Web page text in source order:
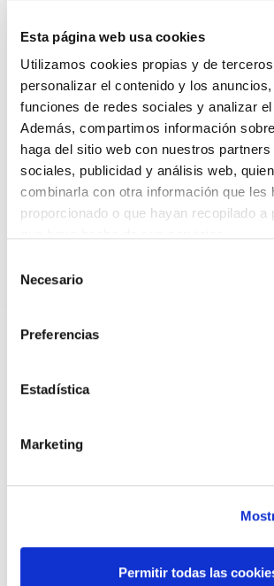
Esta página web usa cookies
Utilizamos cookies propias y de
personalizar el contenido y los
funciones de redes sociales y analizar
Además, compartimos información
haga del sitio web con nuestros partners
sociales, publicidad y análisis web,
combinarla con otra información que les
proporcionado o que hayan recopilado a
Necesario
Preferencias
Estadística
Marketing
Permitir todas las
DESTACADAS
SANIDAD CREA UN DIPLOMA OFICIAL
06/08/2026
LA ALIANZA MÉDICA POR LA SALUD
AL PACTO DE ESTADO FRENTE A LA
03/08/2026
31/07/2026
REFORMA DE LAS MUTUALIDADES
PASARELA AL RETA
EL COLEGIO MÉDICO DE OURENSE
DE CASOS CLÍNICOS PARA MÉDICOS
TRÁFICO SUPRIME LAS EXENCIONES
CONDICIONES DE LOS MÉDICOS QUE
09/07/2026
EL COLEGIO DE MÉDICOS DE OURENSE